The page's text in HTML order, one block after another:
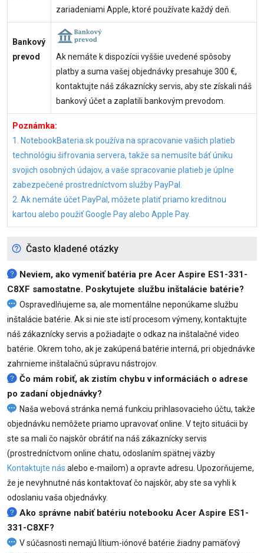
zariadeniami Apple, ktoré používate každý deň.
Bankový
prevod
Ak nemáte k dispozícii vyššie uvedené spôsoby
platby a suma vašej objednávky presahuje 300 €,
kontaktujte náš zákaznícky servis, aby ste získali náš
bankový účet a zaplatili bankovým prevodom.
Poznámka:
1. NotebookBateria.sk používa na spracovanie vašich platieb
technológiu šifrovania servera, takže sa nemusíte báť úniku
svojich osobných údajov, a vaše spracovanie platieb je úplne
zabezpečené prostredníctvom služby PayPal.
2. Ak nemáte účet PayPal, môžete platiť priamo kreditnou
kartou alebo použiť Google Pay alebo Apple Pay.
Často kladené otázky
Neviem, ako vymeniťbatéria pre Acer Aspire ES1-331-
C8XF samostatne. Poskytujete službu inštalácie batérie?
Ospravedlňujeme sa, ale momentálne neponúkame službu
inštalácie batérie. Ak si nie ste istí procesom výmeny, kontaktujte
náš zákaznícky servis a požiadajte o odkaz na inštalačné video
batérie. Okrem toho, ak je zakúpená batérie interná, pri objednávke
zahrnieme inštalačnú súpravu nástrojov.
Čo mám robiť, ak zistím chybu v informáciách o adrese
po zadaní objednávky?
Naša webová stránka nemá funkciu prihlasovacieho účtu, takže
objednávku nemôžete priamo upravovať online. V tejto situácii by
ste sa mali čo najskôr obrátiť na náš zákaznícky servis
(prostredníctvom online chatu, odoslaním spätnej väzby
Kontaktujte nás alebo e-mailom) a opravte adresu. Upozorňujeme,
že je nevyhnutné nás kontaktovať čo najskôr, aby ste sa vyhli k
odoslaniu vaša objednávky.
Ako správne nabiť batériu notebooku Acer Aspire ES1-
331-C8XF?
V súčasnosti nemajú lítium-iónové batérie žiadny pamäťový